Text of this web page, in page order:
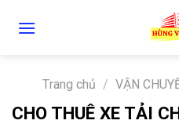
Trang chủ / VẬN
CHO THUÊ XE TẢI